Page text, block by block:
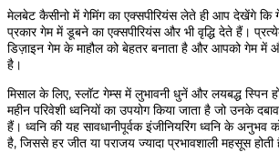
मेलबेट कैसीनो में गेमिंग का एक्सपीरियंस लेते ही आप देखेंगे कि
प्रकार गेम में डूबने का एक्सपीरियंस और भी वृद्धि देते हैं।
डिज़ाइन गेम के माहौल को बेहतर बनाता है और आपको गेम में
है।
मिसाल के लिए, स्लॉट गेम्स में लुभावनी धुनें और लयबद्ध स्पिन
महीन परिवेशी ध्वनियों का उपयोग किया जाता है जो उनके
हैं। ध्वनि की यह सावधानीपूर्वक इंजीनियरिंग ध्वनि के अनुभव
है, जिससे हर जीत या पराजय ज्यादा प्रभावशाली महसूस होती